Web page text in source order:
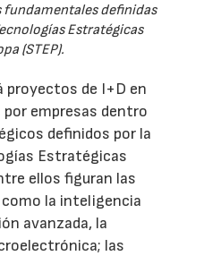
definidas
Estratégicas
(STEP).
proyectos de I+D en
empresas dentro
definidos por la
Estratégicas
ellos figuran las
la inteligencia
avanzada, la
las